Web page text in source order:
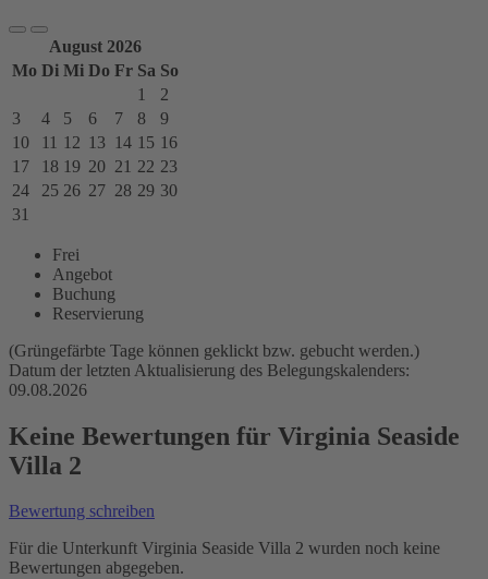
August 2026
Mo Di Mi Do Fr Sa So
1
2
3
4 5 6 7 8
9
10
11 12 13 14 15 16
17
18 19 20 21 22 23
24
25 26 27 28 29 30
31
Frei
Angebot
Buchung
Reservierung
(Grüngefärbte Tage können geklickt bzw. gebucht werden.)
Datum der letzten Aktualisierung des Belegungskalenders:
09.08.2026
Keine Bewertungen für Virginia Seaside
Villa 2
Bewertung schreiben
Für die Unterkunft Virginia Seaside Villa 2 wurden noch keine
Bewertungen abgegeben.